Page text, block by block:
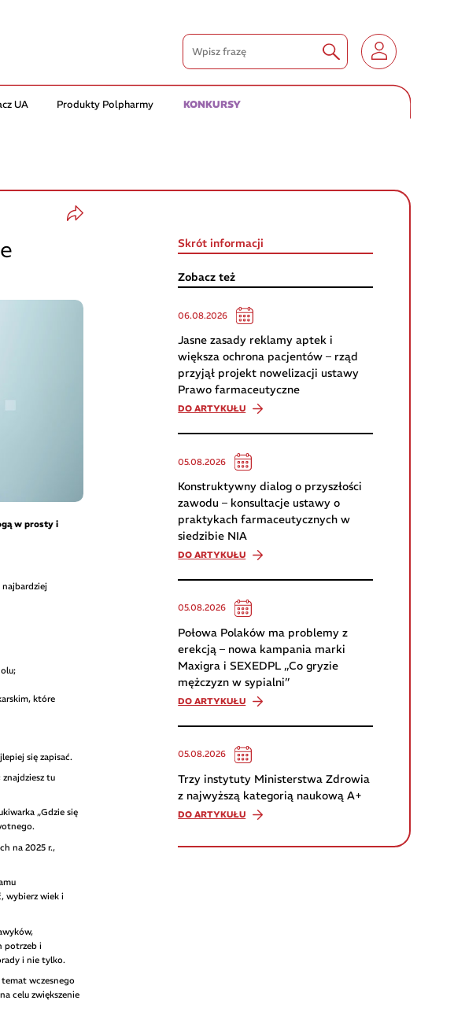
UA Produkty Polpharmy KONKURSY
w prosty i
które
się zapisać.
tu
„Gdzie się
na 2025 r.,
wybierz wiek i
potrzeb i
i nie tylko.
wczesnego
celu zwiększenie
Skrót informacji
Zobacz też
06.08.2026
Jasne zasady reklamy aptek i
większa ochrona pacjentów – rząd
przyjął projekt nowelizacji ustawy
Prawo farmaceutyczne
DO ARTYKUŁU
05.08.2026
Konstruktywny dialog o przyszłości
zawodu – konsultacje ustawy o
praktykach farmaceutycznych w
siedzibie NIA
DO ARTYKUŁU
05.08.2026
Połowa Polaków ma problemy z
erekcją – nowa kampania marki
Maxigra i SEXEDPL „Co gryzie
mężczyzn w sypialni”
DO ARTYKUŁU
05.08.2026
Trzy instytuty Ministerstwa Zdrowia
z najwyższą kategorią naukową A+
DO ARTYKUŁU